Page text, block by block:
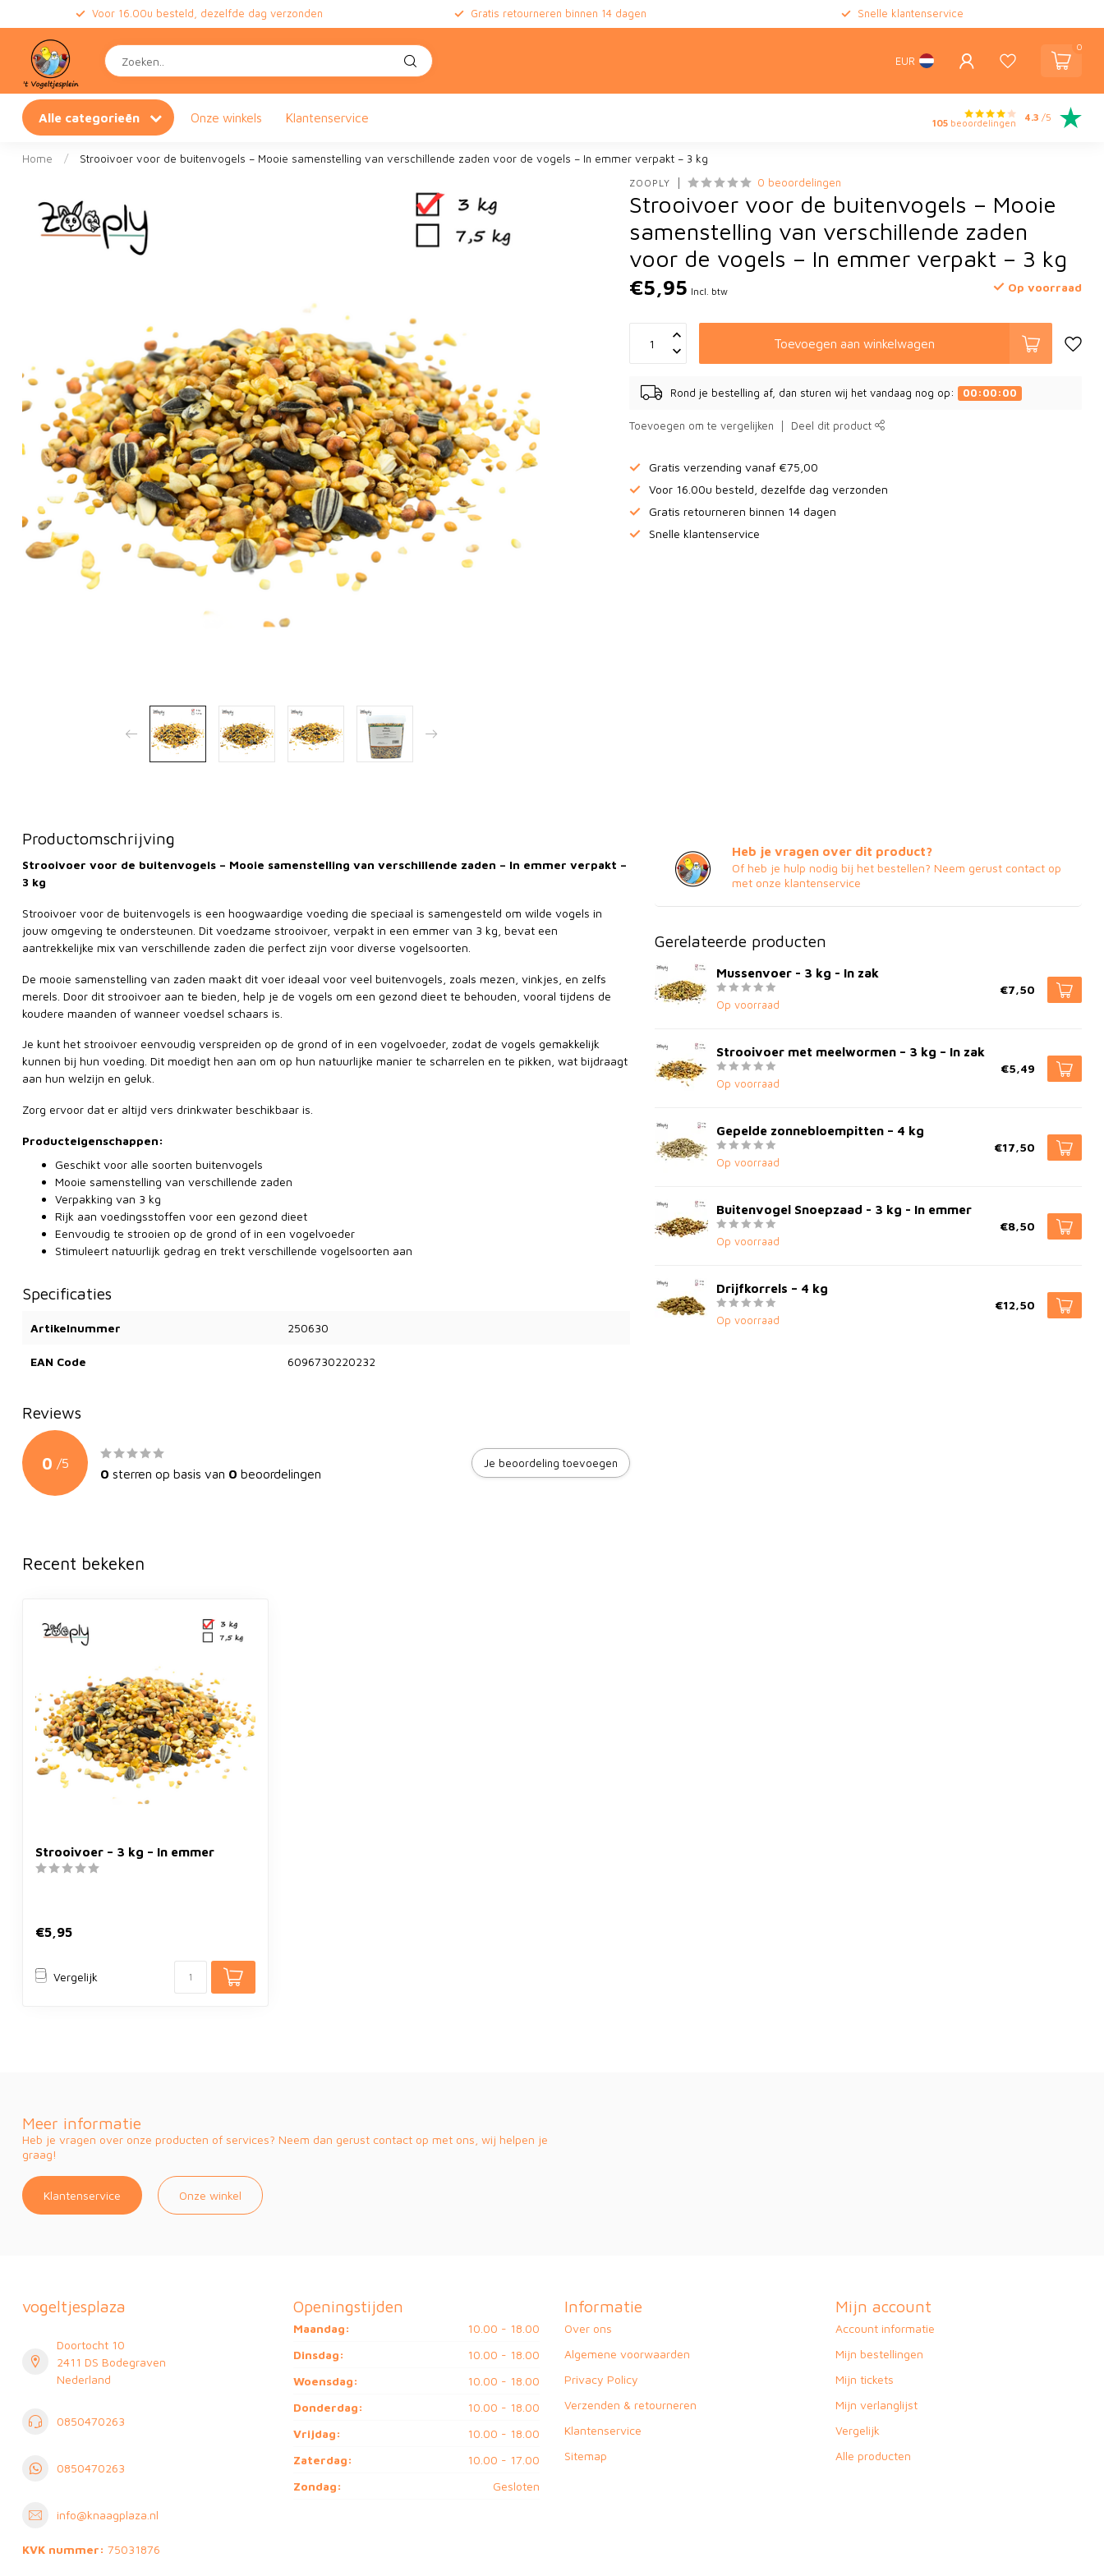
Voor 16.00u besteld, dezelfde dag verzonden Gratis retourneren binnen 14 dagen Snelle klantenservice
EUR
0
Alle categorieën Onze winkels Klantenservice 105beoordelingen
4.3 /5
Home / Strooivoer voor de buitenvogels – Mooie samenstelling van verschillende zaden voor de vogels – In emmer verpakt – 3 kg
ZOOPLY 0 beoordelingen
Strooivoer voor de buitenvogels – Mooie
samenstelling van verschillende zaden
voor de vogels – In emmer verpakt – 3 kg
€5,95 Incl. btw Op voorraad
Toevoegen aan winkelwagen
Rond je bestelling af, dan sturen wij het vandaag nog op: 00:00:00
Toevoegen om te vergelijken Deel dit product
Gratis verzending vanaf €75,00
Voor 16.00u besteld, dezelfde dag verzonden
Gratis retourneren binnen 14 dagen
Snelle klantenservice
Productomschrijving
Strooivoer voor de buitenvogels – Mooie samenstelling van verschillende zaden – In emmer verpakt –
3 kg
Strooivoer voor de buitenvogels is een hoogwaardige voeding die speciaal is samengesteld om wilde vogels in
jouw omgeving te ondersteunen. Dit voedzame strooivoer, verpakt in een emmer van 3 kg, bevat een
aantrekkelijke mix van verschillende zaden die perfect zijn voor diverse vogelsoorten.
De mooie samenstelling van zaden maakt dit voer ideaal voor veel buitenvogels, zoals mezen, vinkjes, en zelfs
merels. Door dit strooivoer aan te bieden, help je de vogels om een gezond dieet te behouden, vooral tijdens de
koudere maanden of wanneer voedsel schaars is.
Je kunt het strooivoer eenvoudig verspreiden op de grond of in een vogelvoeder, zodat de vogels gemakkelijk
kunnen bij hun voeding. Dit moedigt hen aan om op hun natuurlijke manier te scharrelen en te pikken, wat bijdraagt
aan hun welzijn en geluk.
Zorg ervoor dat er altijd vers drinkwater beschikbaar is.
Producteigenschappen:
Geschikt voor alle soorten buitenvogels
Mooie samenstelling van verschillende zaden
Verpakking van 3 kg
Rijk aan voedingsstoffen voor een gezond dieet
Eenvoudig te strooien op de grond of in een vogelvoeder
Stimuleert natuurlijk gedrag en trekt verschillende vogelsoorten aan
Specificaties
Artikelnummer 250630
EAN Code 6096730220232
Reviews
0 /5
0 sterren op basis van 0 beoordelingen
Je beoordeling toevoegen
Heb je vragen over dit product?
Of heb je hulp nodig bij het bestellen? Neem gerust contact op
met onze klantenservice
Gerelateerde producten
Mussenvoer - 3 kg - In zak
Op voorraad
€7,50
Strooivoer met meelwormen – 3 kg – In zak
Op voorraad
€5,49
Gepelde zonnebloempitten – 4 kg
Op voorraad
€17,50
Buitenvogel Snoepzaad - 3 kg - In emmer
Op voorraad
€8,50
Drijfkorrels – 4 kg
Op voorraad
€12,50
Recent bekeken
Strooivoer – 3 kg – In emmer
€5,95
Vergelijk
Meer informatie
Heb je vragen over onze producten of services? Neem dan gerust contact op met ons, wij helpen je
graag!
Klantenservice Onze winkel
vogeltjesplaza
Doortocht 10
2411 DS Bodegraven
Nederland
0850470263
0850470263
info@knaagplaza.nl
KVK nummer: 75031876
Openingstijden
Maandag:
10.00 - 18.00
Dinsdag:
10.00 - 18.00
Woensdag:
10.00 - 18.00
Donderdag:
10.00 - 18.00
Vrijdag:
10.00 - 18.00
Zaterdag:
10.00 - 17.00
Zondag:
Gesloten
Informatie
Over ons
Algemene voorwaarden
Privacy Policy
Verzenden & retourneren
Klantenservice
Sitemap
Mijn account
Account informatie
Mijn bestellingen
Mijn tickets
Mijn verlanglijst
Vergelijk
Alle producten